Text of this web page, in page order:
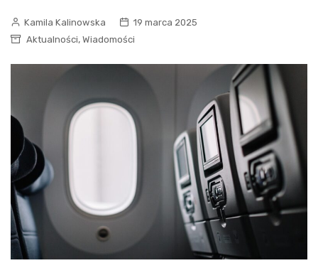
Kamila Kalinowska
19 marca 2025
Aktualności, Wiadomości